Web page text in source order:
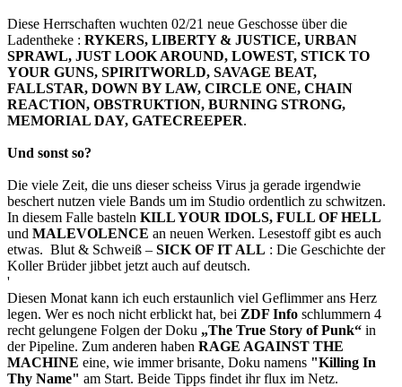
Diese Herrschaften wuchten 02/21 neue Geschosse über die
Ladentheke : RYKERS, LIBERTY & JUSTICE, URBAN
SPRAWL, JUST LOOK AROUND, LOWEST, STICK TO
YOUR GUNS, SPIRITWORLD, SAVAGE BEAT,
FALLSTAR, DOWN BY LAW, CIRCLE ONE, CHAIN
REACTION, OBSTRUKTION, BURNING STRONG,
MEMORIAL DAY, GATECREEPER.
Und sonst so?
Die viele Zeit, die uns dieser scheiss Virus ja gerade irgendwie
beschert nutzen viele Bands um im Studio ordentlich zu schwitzen.
In diesem Falle basteln KILL YOUR IDOLS, FULL OF HELL
und MALEVOLENCE an neuen Werken. Lesestoff gibt es auch
etwas. Blut & Schweiß – SICK OF IT ALL : Die Geschichte der
Koller Brüder jibbet jetzt auch auf deutsch.
'
Diesen Monat kann ich euch erstaunlich viel Geflimmer ans Herz
legen. Wer es noch nicht erblickt hat, bei ZDF Info schlummern 4
recht gelungene Folgen der Doku „The True Story of Punk“ in
der Pipeline. Zum anderen haben RAGE AGAINST THE
MACHINE eine, wie immer brisante, Doku namens "Killing In
Thy Name" am Start. Beide Tipps findet ihr flux im Netz.